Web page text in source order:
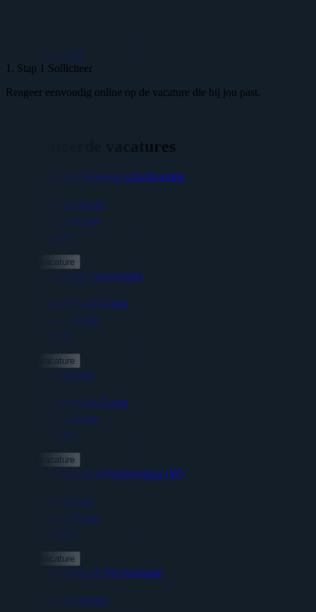
adrie@htphees.nl
1. Stap 1 Solliciteer
Reageer eenvoudig online op de vacature die bij jou past.
Gerelateerde vacatures
Elektromonteur / Monteur schuifpoorten
Ossendrecht
35 - 40 uur
MBO
Bekijk vacature
Assistent/Leerling Timmerman
Bergen Op Zoom
32 - 40 uur
Geen
Bekijk vacature
Voorman Glaszetter
Bergen Op Zoom
32 - 40 uur
MBO
Bekijk vacature
Service-Onderhoud utiliteitmonteur (W)
Halsteren
32 - 40 uur
MBO
Bekijk vacature
Monteur Machines & Mechanisatie
Hoogerheide